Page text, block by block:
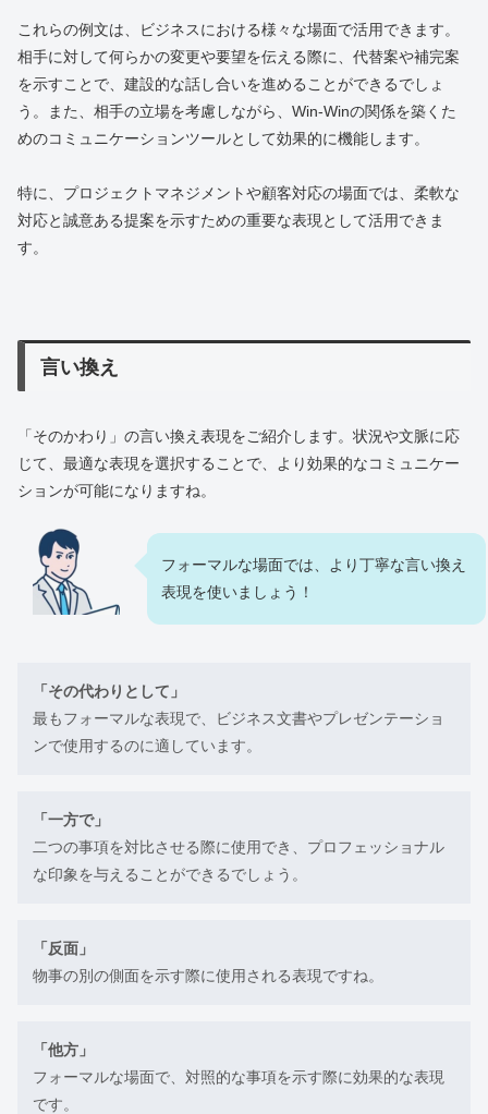
これらの例文は、ビジネスにおける様々な場面で活用できます。
相手に対して何らかの変更や要望を伝える際に、代替案や補完案
を示すことで、建設的な話し合いを進めることができるでしょ
う。また、相手の立場を考慮しながら、Win-Winの関係を築くた
めのコミュニケーションツールとして効果的に機能します。
特に、プロジェクトマネジメントや顧客対応の場面では、柔軟な
対応と誠意ある提案を示すための重要な表現として活用できま
す。
言い換え
「そのかわり」の言い換え表現をご紹介します。状況や文脈に応
じて、最適な表現を選択することで、より効果的なコミュニケー
ションが可能になりますね。
フォーマルな場面では、より丁寧な言い換え
表現を使いましょう！
「その代わりとして」
最もフォーマルな表現で、ビジネス文書やプレゼンテーショ
ンで使用するのに適しています。
「一方で」
二つの事項を対比させる際に使用でき、プロフェッショナル
な印象を与えることができるでしょう。
「反面」
物事の別の側面を示す際に使用される表現ですね。
「他方」
フォーマルな場面で、対照的な事項を示す際に効果的な表現
です。